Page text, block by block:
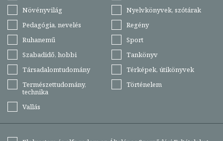
Növényvilág
Nyelvkönyvek, szótárak
Pedagógia, nevelés
Regény
Ruhanemű
Sport
Szabadidő, hobbi
Tankönyv
Társadalomtudomány
Térképek, útikönyvek
Természettudomány,
technika
Történelem
Vallás